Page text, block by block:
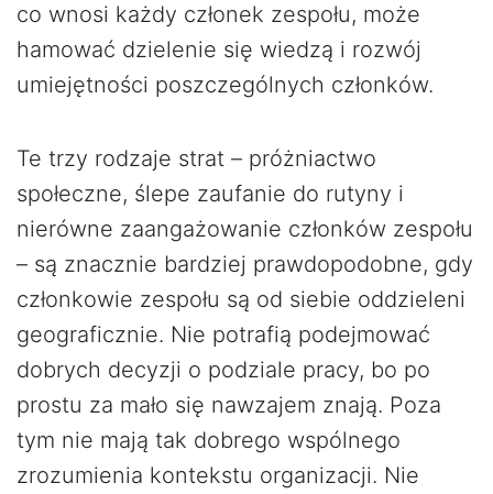
co wnosi każdy członek zespołu, może
hamować dzielenie się wiedzą i rozwój
umiejętności poszczególnych członków.
Te trzy rodzaje strat – próżniactwo
społeczne, ślepe zaufanie do rutyny i
nierówne zaangażowanie członków zespołu
– są znacznie bardziej prawdopodobne, gdy
członkowie zespołu są od siebie oddzieleni
geograficznie. Nie potrafią podejmować
dobrych decyzji o podziale pracy, bo po
prostu za mało się nawzajem znają. Poza
tym nie mają tak dobrego wspólnego
zrozumienia kontekstu organizacji. Nie